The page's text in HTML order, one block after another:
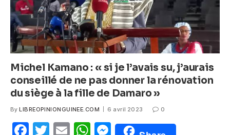
Michel Kamano : « si je l’avais su, j’aurais
conseillé de ne pas donner la rénovation
du siège à la fille de Damaro »
By LIBREOPINIONGUINEE.COM 6 avril 2023 0
F
T
E
W M